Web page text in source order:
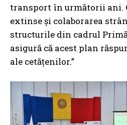
transport în următorii ani.
extinse și colaborarea
structurile din cadrul
asigură că acest plan
ale cetățenilor.”